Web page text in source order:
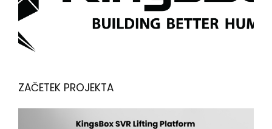
ZAČETEK PROJEKTA